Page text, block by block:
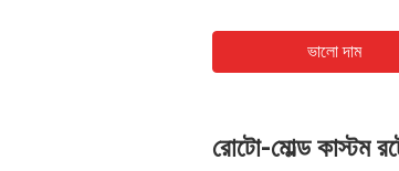
ভালো দাম
রোটো-মোল্ড কাস্টম